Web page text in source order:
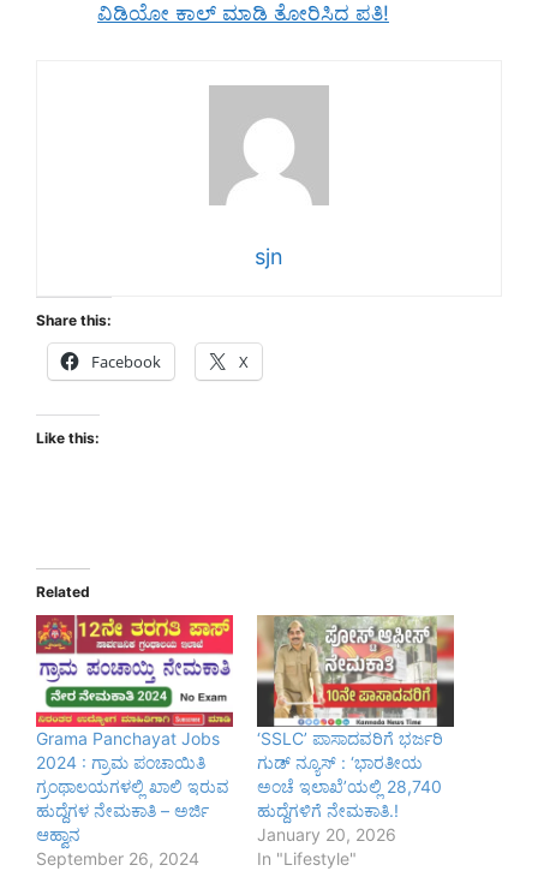
ವಿಡಿಯೋ ಕಾಲ್‌ ಮಾಡಿ ತೋರಿಸಿದ ಪತಿ!
sjn
Share this:
Facebook X
Like this:
Related
Grama Panchayat Jobs
2024 : ಗ್ರಾಮ ಪಂಚಾಯಿತಿ
ಗ್ರಂಥಾಲಯಗಳಲ್ಲಿ ಖಾಲಿ ಇರುವ
ಹುದ್ದೆಗಳ ನೇಮಕಾತಿ – ಅರ್ಜಿ
ಆಹ್ವಾನ
September 26, 2024
‘SSLC’ ಪಾಸಾದವರಿಗೆ ಭರ್ಜರಿ
ಗುಡ್ ನ್ಯೂಸ್ : ‘ಭಾರತೀಯ
ಅಂಚೆ ಇಲಾಖೆ’ಯಲ್ಲಿ 28,740
ಹುದ್ದೆಗಳಿಗೆ ನೇಮಕಾತಿ.!
January 20, 2026
In "Lifestyle"